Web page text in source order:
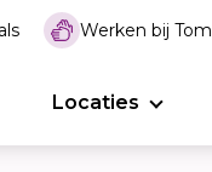
Werken bij Tom
Locaties